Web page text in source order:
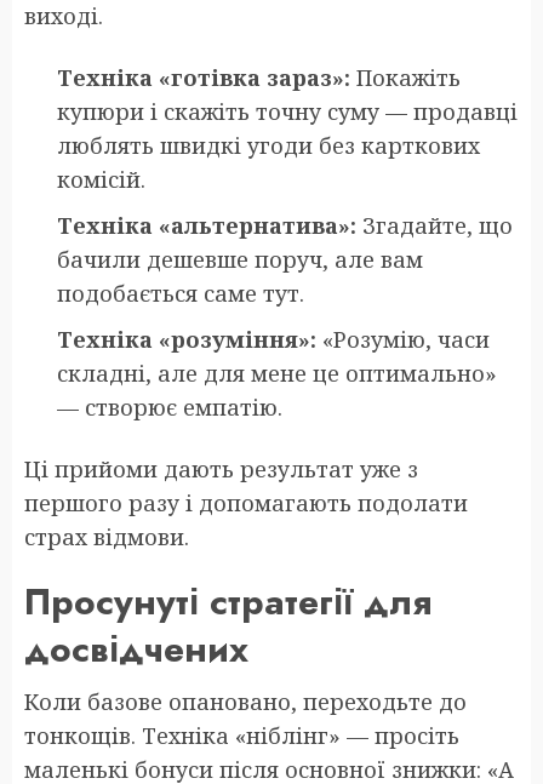
виході.
Техніка «готівка зараз»: Покажіть
купюри і скажіть точну суму — продавці
люблять швидкі угоди без карткових
комісій.
Техніка «альтернатива»: Згадайте, що
бачили дешевше поруч, але вам
подобається саме тут.
Техніка «розуміння»: «Розумію, часи
складні, але для мене це оптимально»
— створює емпатію.
Ці прийоми дають результат уже з
першого разу і допомагають подолати
страх відмови.
Просунуті стратегії для
досвідчених
Коли базове опановано, переходьте до
тонкощів. Техніка «ніблінг» — просіть
маленькі бонуси після основної знижки: «А